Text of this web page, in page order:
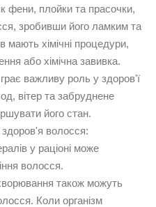
фени, плойки та прасочки,
зробивши його ламким та
мають хімічні процедури,
або хімічна завивка.
важливу роль у здоров'ї
вітер та забруднене
його стан.
волосся:
у раціоні може
волосся.
також можуть
Коли організм